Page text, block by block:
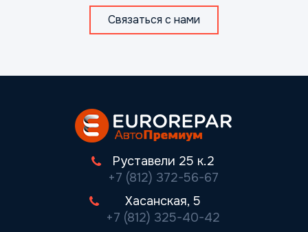
Связаться с нами
Руставели 25 к.2
+7 (812) 372-56-67
Хасанская, 5
+7 (812) 325-40-42